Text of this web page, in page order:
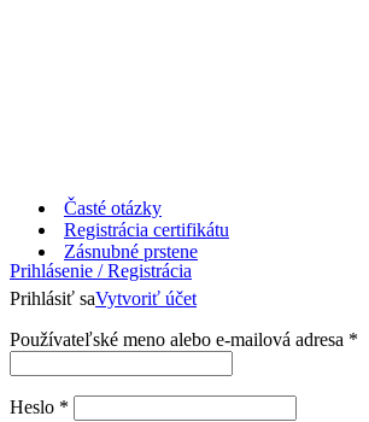
Časté otázky
Registrácia certifikátu
Prihlásenie / Registrácia
Prihlásiť saVytvoriť účet
Používateľské meno alebo e-mailová adresa *
Heslo *
Zásnubné prstene